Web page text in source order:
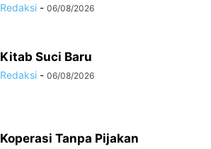
Redaksi - 06/08/2026
Kitab Suci Baru
Redaksi - 06/08/2026
Koperasi Tanpa Pijakan